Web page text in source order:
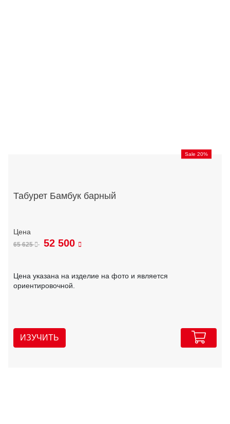
Sale 20%
Табурет Бамбук барный
65 625 52 500
Цена указана на изделие на фото и является
ориентировочной.
ИЗУЧИТЬ